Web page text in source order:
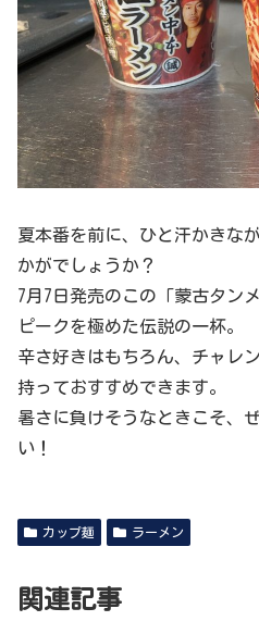
夏本番を前に、ひと汗かきな
かがでしょうか？
7月7日発売のこの「蒙古タン
ピークを極めた伝説の一杯。
辛さ好きはもちろん、チャレ
持っておすすめできます。
暑さに負けそうなときこそ、
い！
カップ麺 ラーメン
関連記事